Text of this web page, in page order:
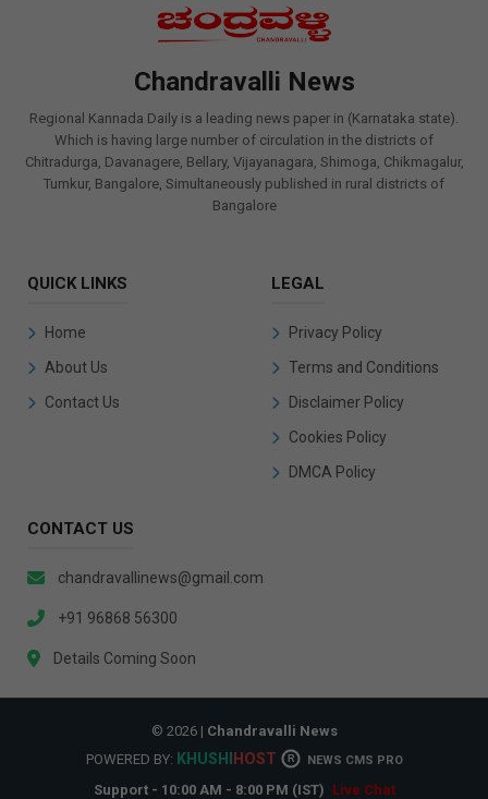
Chandravalli News
Regional Kannada Daily is a leading news paper in (Karnataka state).
Which is having large number of circulation in the districts of
Chitradurga, Davanagere, Bellary, Vijayanagara, Shimoga, Chikmagalur,
Tumkur, Bangalore, Simultaneously published in rural districts of
Bangalore
QUICK LINKS
Home
About Us
Contact Us
LEGAL
Privacy Policy
Terms and Conditions
Disclaimer Policy
Cookies Policy
DMCA Policy
CONTACT US
chandravallinews@gmail.com
+91 96868 56300
Details Coming Soon
© 2026 | Chandravalli News
POWERED BY: KHUSHI HOST R NEWS CMS PRO
Support - 10:00 AM - 8:00 PM (IST) Live Chat